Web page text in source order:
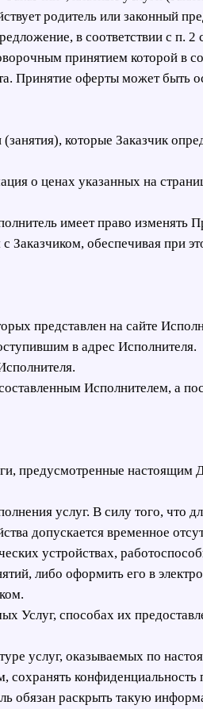
родитель или законный
в соответствии с п.
принятием которой в
Принятие оферты может быть
которые Заказчик
о ценах указанных на
имеет право изменять
Заказчиком, обеспечивая при
представлен на сайте
в адрес Исполнителя.
Исполнителем, а
предусмотренные
услуг. В силу того, что
допускается временное
устройствах,
либо оформить его в
Услуг, способах их
услуг, оказываемых по
сохранять
обязан раскрыть такую